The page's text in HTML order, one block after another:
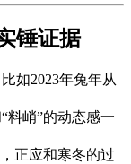
锤证据
如2023年兔年从
料峭”的动态感一
正应和寒冬的过